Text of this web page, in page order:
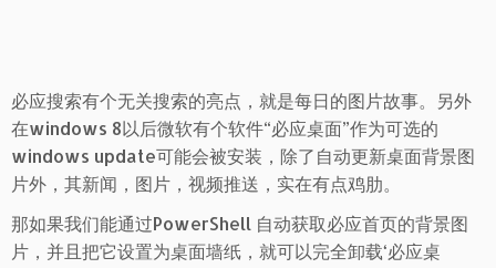
必应搜索有个无关搜索的亮点，就是每日的图片故事。另外
在windows 8以后微软有个软件“必应桌面”作为可选的
windows update可能会被安装，除了自动更新桌面背景图
片外，其新闻，图片，视频推送，实在有点鸡肋。
那如果我们能通过PowerShell 自动获取必应首页的背景图
片，并且把它设置为桌面墙纸，就可以完全卸载‘必应桌